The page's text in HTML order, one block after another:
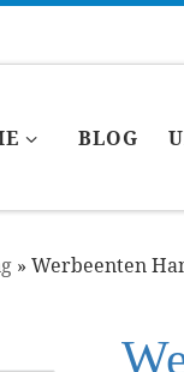
BLOG
» Werbeenten